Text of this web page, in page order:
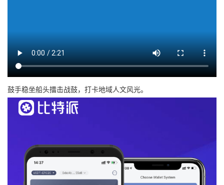
鼓手稳坐船头擂击战鼓，打卡地域人文风光。